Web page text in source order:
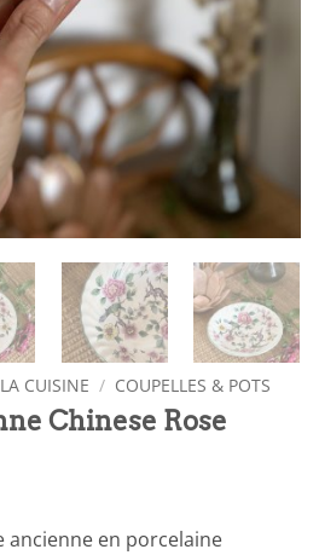
LA CUISINE / COUPELLES & POTS
Chinese Rose
ancienne en porcelaine